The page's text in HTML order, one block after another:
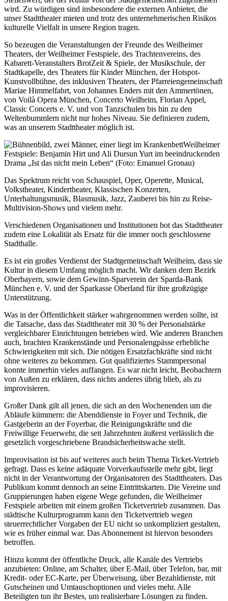
wird. Zu würdigen sind insbesondere die externen Anbieter, die
unser Stadttheater mieten und trotz des unternehmerischen Risikos
kulturelle Vielfalt in unsere Region tragen.
So bezeugen die Veranstaltungen der Freunde des Weilheimer
Theaters, der Weilheimer Festspiele, des Trachtenvereins, des
Kabarett-Veranstalters BrotZeit & Spiele, der Musikschule, der
Stadtkapelle, des Theaters für Kinder München, der Hotspot-
Kunstvollbühne, des inklusiven Theaters, der Pfarreiengemeinschaft
Mariae Himmelfahrt, von Johannes Enders mit den Ammertönen,
von Voilà Opera München, Concerto Weilheim, Florian Appel,
Classic Concerts e. V. und von Tanzschulen bis hin zu den
Weltenbummlern nicht nur hohes Niveau. Sie definieren zudem,
was an unserem Stadttheater möglich ist.
Weilheimer
Festspiele: Benjamin Hirt und Ali Dursun Yurt im beeindruckenden
Drama „Ist das nicht mein Leben“ (Foto: Emanuel Gronau)
Das Spektrum reicht von Schauspiel, Oper, Operette, Musical,
Volkstheater, Kindertheater, Klassischen Konzerten,
Unterhaltungsmusik, Blasmusik, Jazz, Zauberei bis hin zu Reise-
Multivision-Shows und vielem mehr.
Verschiedenen Organisationen und Institutionen bot das Stadttheater
zudem eine Lokalität als Ersatz für die immer noch geschlossene
Stadthalle.
Es ist ein großes Verdienst der Stadtgemeinschaft Weilheim, dass sie
Kultur in diesem Umfang möglich macht. Wir danken dem Bezirk
Oberbayern, sowie dem Gewinn-Sparverein der Sparda-Bank
München e. V. und der Sparkasse Oberland für ihre großzügige
Unterstützung.
Was in der Öffentlichkeit stärker wahrgenommen werden sollte, ist
die Tatsache, dass das Stadttheater mit 30 % der Personalstärke
vergleichbarer Einrichtungen betrieben wird. Wie anderen Branchen
auch, brachten Krankenstände und Personalengpässe erhebliche
Schwierigkeiten mit sich. Die nötigen Ersatzfachkräfte sind nicht
ohne weiteres zu bekommen. Gut qualifiziertes Stammpersonal
konnte immerhin vieles auffangen. Es war nicht leicht, Beobachtern
von Außen zu erklären, dass nichts anderes übrig blieb, als zu
improvisieren.
Großer Dank gilt all jenen, die sich an den Wochenenden um die
Abläufe kümmern: die Abenddienste in Foyerund Technik, die
Gastgeberin an derFoyerbar, die Reinigungskräfte und die
Freiwillige Feuerwehr, die seit Jahrzehnten äußerst verlässlich die
gesetzlich vorgeschriebene Brandsicherheitswache stellt.
Improvisation ist bis auf weiteres auch beim Thema Ticket-Vertrieb
gefragt. Dass es keine adäquate Vorverkaufsstelle mehr gibt, liegt
nicht in der Verantwortung der Organisatoren des Stadttheaters. Das
Publikum kommt dennoch an seine Eintrittskarten. Die Vereine und
Gruppierungen haben eigene Wege gefunden, die Weilheimer
Festspiele arbeiten mit einem großen Ticketvertrieb zusammen. Das
städtische Kulturprogramm kann den Ticketvertrieb wegen
steuerrechtlicher Vorgaben der EU nicht so unkompliziert gestalten,
wie es früher einmal war. Das Abonnement ist hiervon besonders
betroffen.
Hinzu kommt der öffentliche Druck, alle Kanäle des Vertriebs
anzubieten: Online, am Schalter, über E-Mail, über Telefon, bar, mit
Kredit- oder EC-Karte, per Überweisung, über Bezahldienste, mit
Gutscheinen und Umtauschoptionen und vieles mehr. Alle
Beteiligten tun ihr Bestes, um realisierbare Lösungen zu finden.